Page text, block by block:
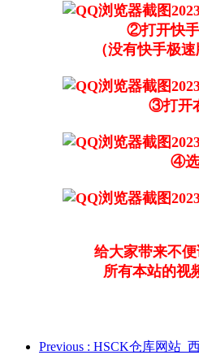
②打开快手极
（没有快手极速版
③打开右下
④选择
给大家带来不
所有本站的视频
Previous : HSCK仓库网站_